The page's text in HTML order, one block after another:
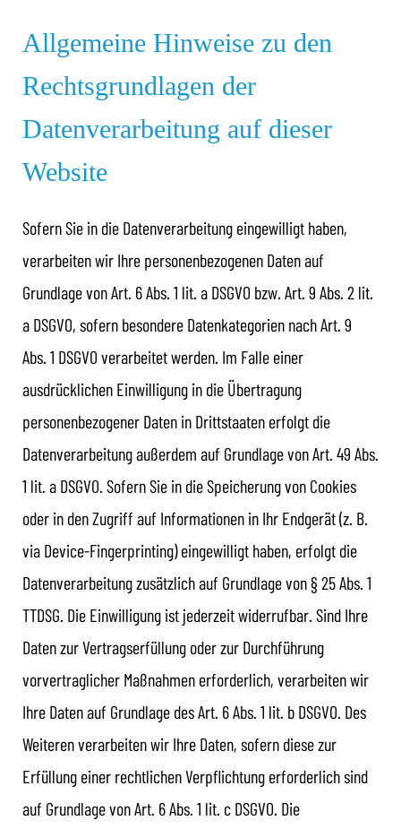
Allgemeine Hinweise zu den
Rechtsgrundlagen der
Datenverarbeitung auf dieser
Website
Sofern Sie in die Datenverarbeitung eingewilligt haben,
verarbeiten wir Ihre personenbezogenen Daten auf
Grundlage von Art. 6 Abs. 1 lit. a DSGVO bzw. Art. 9 Abs. 2 lit.
a DSGVO, sofern besondere Datenkategorien nach Art. 9
Abs. 1 DSGVO verarbeitet werden. Im Falle einer
ausdrücklichen Einwilligung in die Übertragung
personenbezogener Daten in Drittstaaten erfolgt die
Datenverarbeitung außerdem auf Grundlage von Art. 49 Abs.
1 lit. a DSGVO. Sofern Sie in die Speicherung von Cookies
oder in den Zugriff auf Informationen in Ihr Endgerät (z. B.
via Device-Fingerprinting) eingewilligt haben, erfolgt die
Datenverarbeitung zusätzlich auf Grundlage von § 25 Abs. 1
TTDSG. Die Einwilligung ist jederzeit widerrufbar. Sind Ihre
Daten zur Vertragserfüllung oder zur Durchführung
vorvertraglicher Maßnahmen erforderlich, verarbeiten wir
Ihre Daten auf Grundlage des Art. 6 Abs. 1 lit. b DSGVO. Des
Weiteren verarbeiten wir Ihre Daten, sofern diese zur
Erfüllung einer rechtlichen Verpflichtung erforderlich sind
auf Grundlage von Art. 6 Abs. 1 lit. c DSGVO. Die